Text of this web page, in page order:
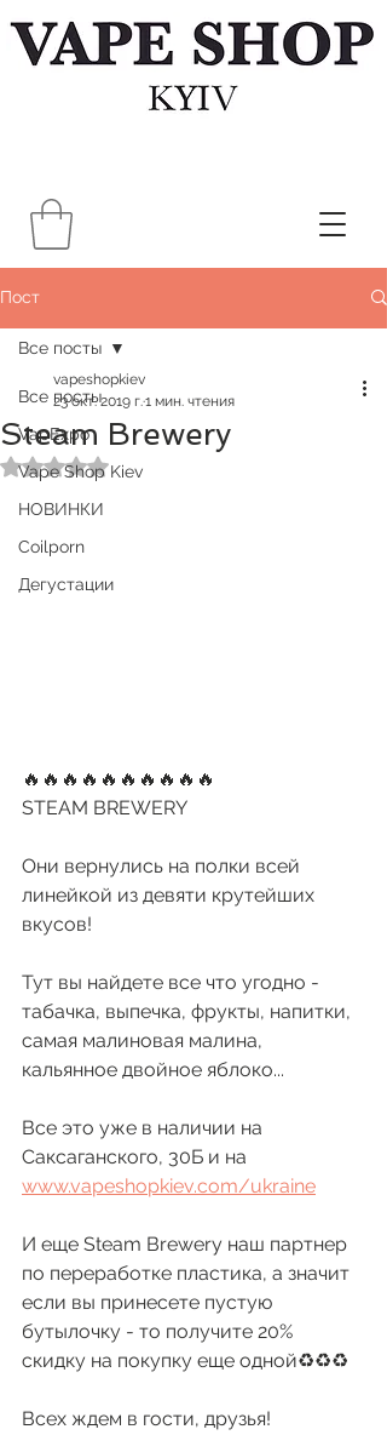
Пост
Все посты
VapExpo
Vape Shop Kiev
НОВИНКИ
Coilporn
Дегустации
Все посты
Steam Brewery
vapeshopkiev
23 окт. 2019 г. 1 мин. чтения
Оценка: не число из 5 звезд.
🔥🔥🔥🔥🔥🔥🔥🔥🔥🔥
STEAM BREWERY
Они вернулись на полки всей
линейкой из девяти крутейших
вкусов!
Тут вы найдете все что угодно -
табачка, выпечка, фрукты, напитки,
самая малиновая малина,
кальянное двойное яблоко...
Все это уже в наличии на
Саксаганского, 30Б и на
www.vapeshopkiev.com/ukraine
И еще Steam Brewery наш партнер
по переработке пластика, а значит
если вы принесете пустую
бутылочку - то получите 20%
скидку на покупку еще одной♻️♻️♻️
Всех ждем в гости, друзья!